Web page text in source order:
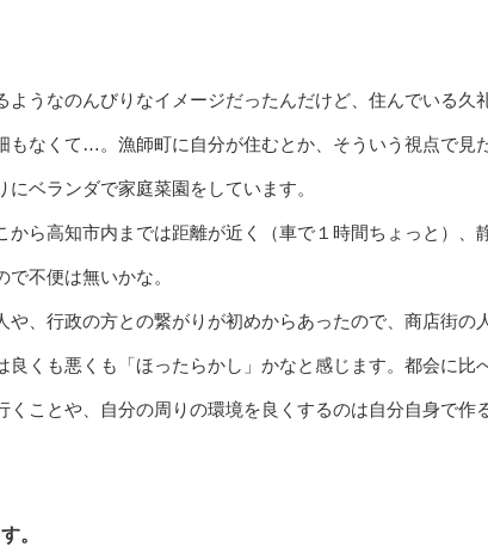
うなのんびりなイメージだったんだけど、住んでいる久
なくて…。漁師町に自分が住むとか、そういう視点で見
ベランダで家庭菜園をしています。
ら高知市内までは距離が近く（車で１時間ちょっと）、
不便は無いかな。
、行政の方との繋がりが初めからあったので、商店街の
くも悪くも「ほったらかし」かなと感じます。都会に比
ことや、自分の周りの環境を良くするのは自分自身で作
。